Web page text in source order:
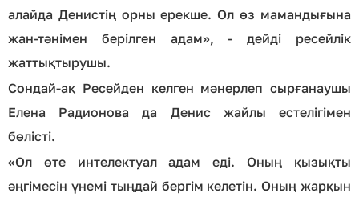
алайда Денистің орны ерекше. Ол өз мамандығына
жан-тәнімен берілген адам», - дейді ресейлік
жаттықтырушы.
Сондай-ақ Ресейден келген мәнерлеп сырғанаушы
Елена Радионова да Денис жайлы естелігімен
бөлісті.
«Ол өте интелектуал адам еді. Оның қызықты
әңгімесін үнемі тыңдай бергім келетін. Оның жарқын